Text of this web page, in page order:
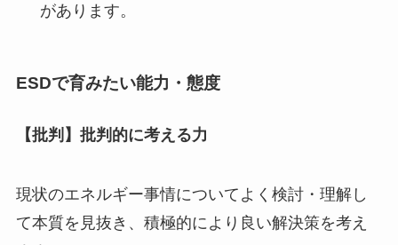
があります。
ESDで育みたい能力・態度
【批判】批判的に考える力
現状のエネルギー事情についてよく検討・理解し
て本質を見抜き、積極的により良い解決策を考え